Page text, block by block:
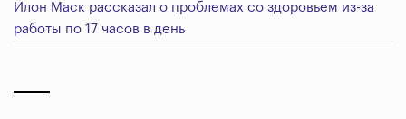
Илон Маск рассказал о проблемах со здоровьем из-за
работы по 17 часов в день